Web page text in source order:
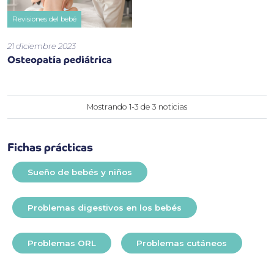
Revisiones del bebé
21 diciembre 2023
Osteopatía pediátrica
Mostrando 1-3 de 3 noticias
Fichas prácticas
Sueño de bebés y niños
Problemas digestivos en los bebés
Problemas ORL Problemas cutáneos